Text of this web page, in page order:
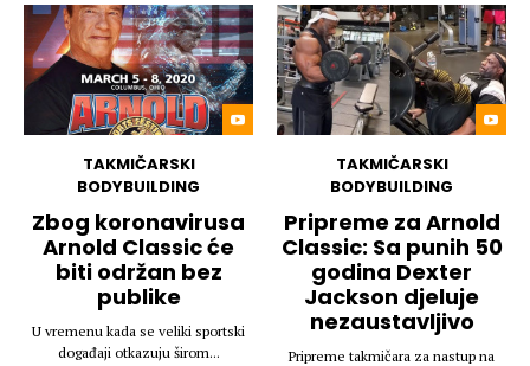
TAKMIČARSKI
BODYBUILDING
Zbog koronavirusa
Arnold Classic će
biti održan bez
publike
U vremenu kada se veliki sportski
događaji otkazuju širom...
TAKMIČARSKI
BODYBUILDING
Pripreme za Arnold
Classic: Sa punih 50
godina Dexter
Jackson djeluje
nezaustavljivo
Pripreme takmičara za nastup na